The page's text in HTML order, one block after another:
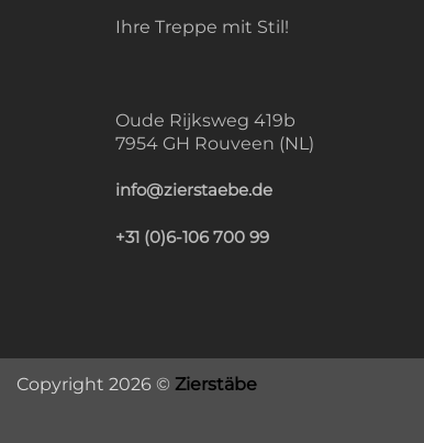
Ihre Treppe mit Stil!
Oude Rijksweg 419b
7954 GH Rouveen (NL)
info@zierstaebe.de
+31 (0)6-106 700 99
Copyright 2026 © Zierstäbe